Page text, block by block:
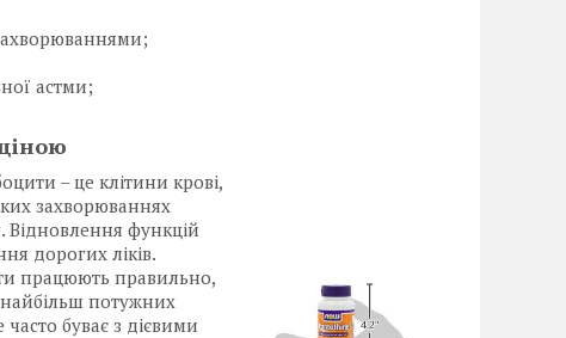
астми;
– це клітини крові,
захворюваннях
Відновлення функцій
дорогих ліків.
працюють правильно,
найбільш потужних
буває з дієвими